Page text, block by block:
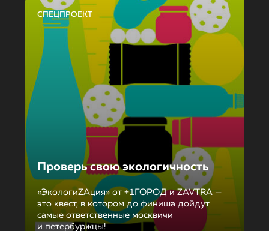
СПЕЦПРОЕКТ
Проверь свою экологичность
«ЭкологиZAция» от +1ГОРОД и ZAVTRA —
это квест, в котором до финиша дойдут
самые ответственные москвичи
и петербуржцы!